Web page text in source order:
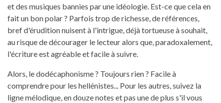
et des musiques bannies par une idéologie. Est-ce que cela en
fait un bon polar ? Parfois trop de richesse, de références,
bref d'érudition nuisent à l'intrigue, déjà tortueuse à souhait,
au risque de décourager le lecteur alors que, paradoxalement,
l'écriture est agréable et facile à suivre.
Alors, le dodécaphonisme ? Toujours rien ? Facile à
comprendre pour les hellénistes... Pour les autres, suivez la
ligne mélodique, en douze notes et pas une de plus s'il vous